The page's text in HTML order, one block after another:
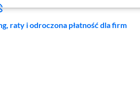
raty i odroczona płatność dla firm